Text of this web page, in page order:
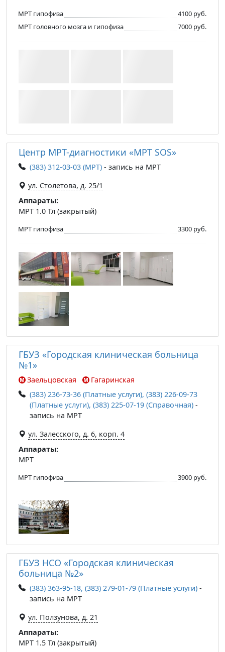
МРТ гипофиза
4100 руб.
МРТ головного мозга и гипофиза
7000 руб.
Центр МРТ-диагностики «МРТ SOS»
(383) 312-03-03 (МРТ) - запись на МРТ
ул. Столетова, д. 25/1
Аппараты:
МРТ 1.0 Тл (закрытый)
МРТ гипофиза 3300 руб.
ГБУЗ «Городская клиническая больница
№1»
Заельцовская
Гагаринская
(383) 236-73-36 (Платные услуги), (383) 226-09-73
(Платные услуги), (383) 225-07-19 (Справочная) -
запись на МРТ
ул. Залесского, д. 6, корп. 4
Аппараты:
МРТ
МРТ гипофиза 3900 руб.
ГБУЗ НСО «Городская клиническая
больница №2»
(383) 363-95-18, (383) 279-01-79 (Платные услуги) -
запись на МРТ
ул. Ползунова, д. 21
Аппараты:
МРТ 1.5 Тл (закрытый)